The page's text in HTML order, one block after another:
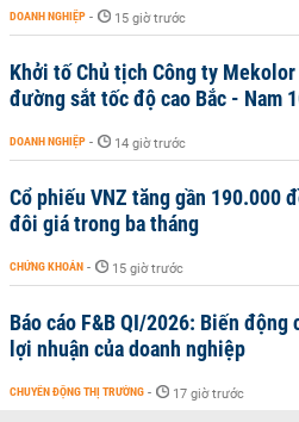
DOANH NGHIỆP - 15 giờ trước
Khởi tố Chủ tịch Công ty
đường sắt tốc độ cao Bắc - Nam
DOANH NGHIỆP - 14 giờ trước
Cổ phiếu VNZ tăng gần 190.000
đôi giá trong ba tháng
CHỨNG KHOÁN - 15 giờ trước
Báo cáo F&B QI/2026: Biến
lợi nhuận của doanh nghiệp
CHUYỂN ĐỘNG THỊ TRƯỜNG - 17 giờ trước